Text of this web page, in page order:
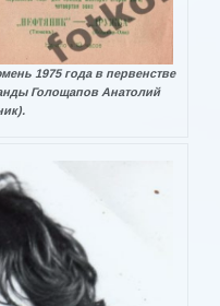
1975 года в первенстве
Голощапов Анатолий